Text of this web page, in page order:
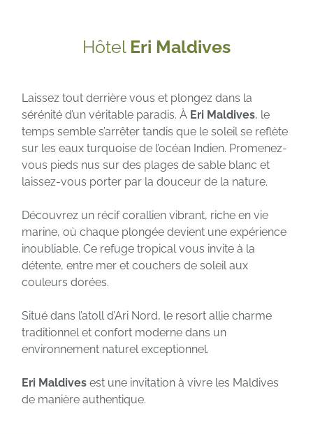
Hôtel Eri Maldives
Laissez tout derrière vous et plongez dans la
sérénité d’un véritable paradis. À Eri Maldives, le
temps semble s’arrêter tandis que le soleil se reflète
sur les eaux turquoise de l’océan Indien. Promenez-
vous pieds nus sur des plages de sable blanc et
laissez-vous porter par la douceur de la nature.
Découvrez un récif corallien vibrant, riche en vie
marine, où chaque plongée devient une expérience
inoubliable. Ce refuge tropical vous invite à la
détente, entre mer et couchers de soleil aux
couleurs dorées.
Situé dans l’atoll d’Ari Nord, le resort allie charme
traditionnel et confort moderne dans un
environnement naturel exceptionnel.
Eri Maldives est une invitation à vivre les Maldives
de manière authentique.